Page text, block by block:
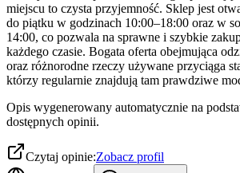
miejscu to czysta przyjemność. Sklep jest
do piątku w godzinach 10:00–18:00 oraz w
14:00, co pozwala na sprawne i szybkie
każdego czasie. Bogata oferta obejmująca
oraz różnorodne rzeczy używane przyciąga
którzy regularnie znajdują tam prawdziwe
Opis wygenerowany automatycznie na
dostępnych opinii.
Czytaj opinie:Zobacz profil